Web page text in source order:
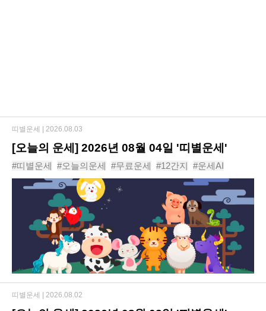
[오늘의 운세] 2026년 08월 04일 '띠별운세'
#띠별운세 #오늘의운세 #무료운세 #12간지 #운세AI
#동물운세 #운세 #신년운세 #사주 #년도운세
띠별운세 | 2026.08.03
띠별운세 | 2026.08.02